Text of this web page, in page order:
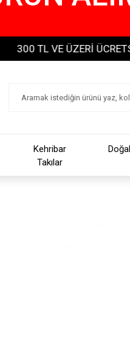
TL VE ÜZERİ ÜCRETSİZ
Kehribar
Takılar